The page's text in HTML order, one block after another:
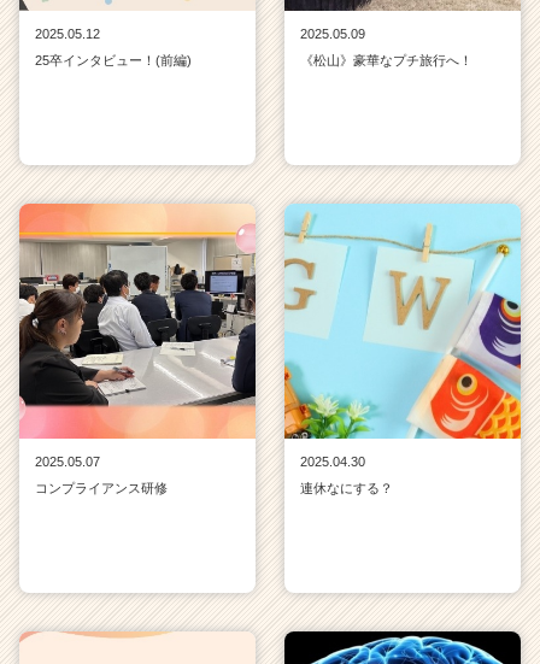
2025.05.12
25卒インタビュー！(前編)
2025.05.09
《松山》豪華なプチ旅行へ！
2025.05.07
コンプライアンス研修
2025.04.30
連休なにする？